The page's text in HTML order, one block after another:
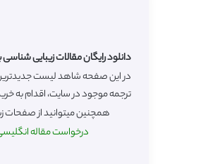
دانلود رایگان مقالات زیبایی
ترجمه موجود در سایت، اقدام به
همچنین میتوانید از صفحات
درخواست مقاله